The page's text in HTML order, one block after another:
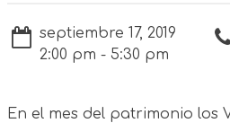
septiembre 17, 2019
2:00 pm - 5:30 pm
En el mes del patrimonio los